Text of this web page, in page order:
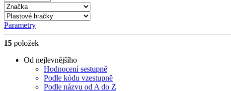
Parametry
15 položek
Od nejlevnějšího
Hodnocení sestupně
Podle kódu vzestupně
Podle názvu od A do Z